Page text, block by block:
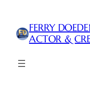
FERRY
ACTOR &